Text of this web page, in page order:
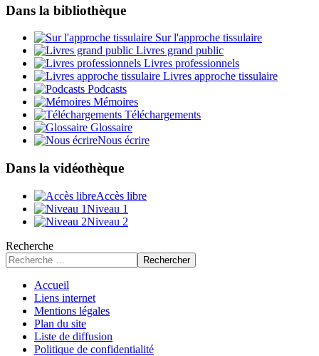
Dans la bibliothèque
Sur l'approche tissulaire
Livres grand public
Livres professionnels
Livres approche tissulaire
Podcasts
Mémoires
Téléchargements
Glossaire
Nous écrire
Dans la vidéothèque
Accès libre
Niveau 1
Niveau 2
Recherche
Rechercher
Accueil
Liens internet
Mentions légales
Plan du site
Liste de diffusion
Politique de confidentialité